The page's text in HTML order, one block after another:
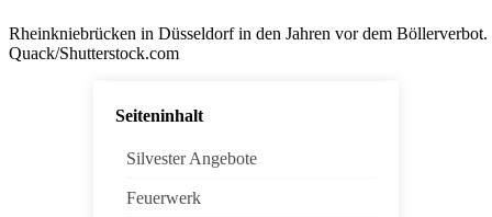
Rheinkniebrücken in Düsseldorf in den Jahren vor dem
Quack/Shutterstock.com
Seiteninhalt
Silvester Angebote
Feuerwerk